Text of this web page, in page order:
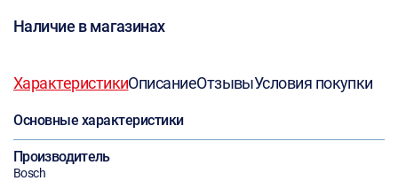
Наличие в магазинах
ХарактеристикиОписаниеОтзывыУсловия покупки
Основные характеристики
Производитель
Bosch